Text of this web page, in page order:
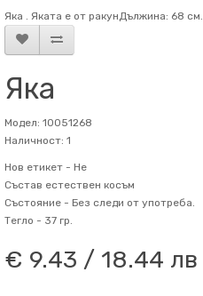
Яка . Яката е от ракунДължина: 68 см.
Яка
Модел: 10051268
Наличност: 1
Нов етикет - Не
Състав естествен косъм
Състояние - Без следи от употреба.
Тегло - 37 гр.
€ 9.43 / 18.44 лв